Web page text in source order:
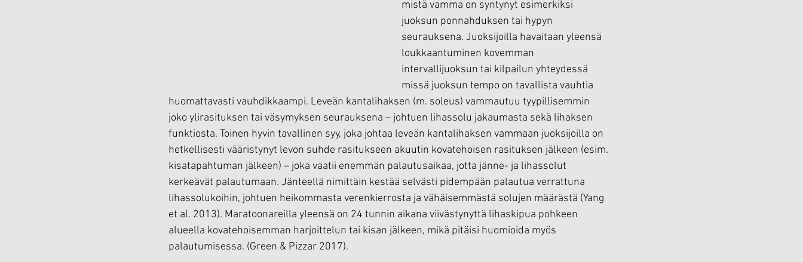
mistä vamma on syntynyt esimerkiksi
juoksun ponnahduksen tai hypyn
seurauksena. Juoksijoilla havaitaan yleensä
loukkaantuminen kovemman
intervallijuoksun tai kilpailun yhteydessä
missä juoksun tempo on tavallista vauhtia
huomattavasti vauhdikkaampi. Leveän kantalihaksen (m. soleus) vammautuu tyypillisemmin
joko ylirasituksen tai väsymyksen seurauksena – johtuen lihassolu jakaumasta sekä lihaksen
funktiosta. Toinen hyvin tavallinen syy, joka johtaa leveän kantalihaksen vammaan juoksijoilla on
hetkellisesti vääristynyt levon suhde rasitukseen akuutin kovatehoisen rasituksen jälkeen (esim.
kisatapahtuman jälkeen) – joka vaatii enemmän palautusaikaa, jotta jänne- ja lihassolut
kerkeävät palautumaan. Jänteellä nimittäin kestää selvästi pidempään palautua verrattuna
lihassolukoihin, johtuen heikommasta verenkierrosta ja vähäisemmästä solujen määrästä (Yang
et al. 2013). Maratoonareilla yleensä on 24 tunnin aikana viivästynyttä lihaskipua pohkeen
alueella kovatehoisemman harjoittelun tai kisan jälkeen, mikä pitäisi huomioida myös
palautumisessa. (Green & Pizzar 2017).